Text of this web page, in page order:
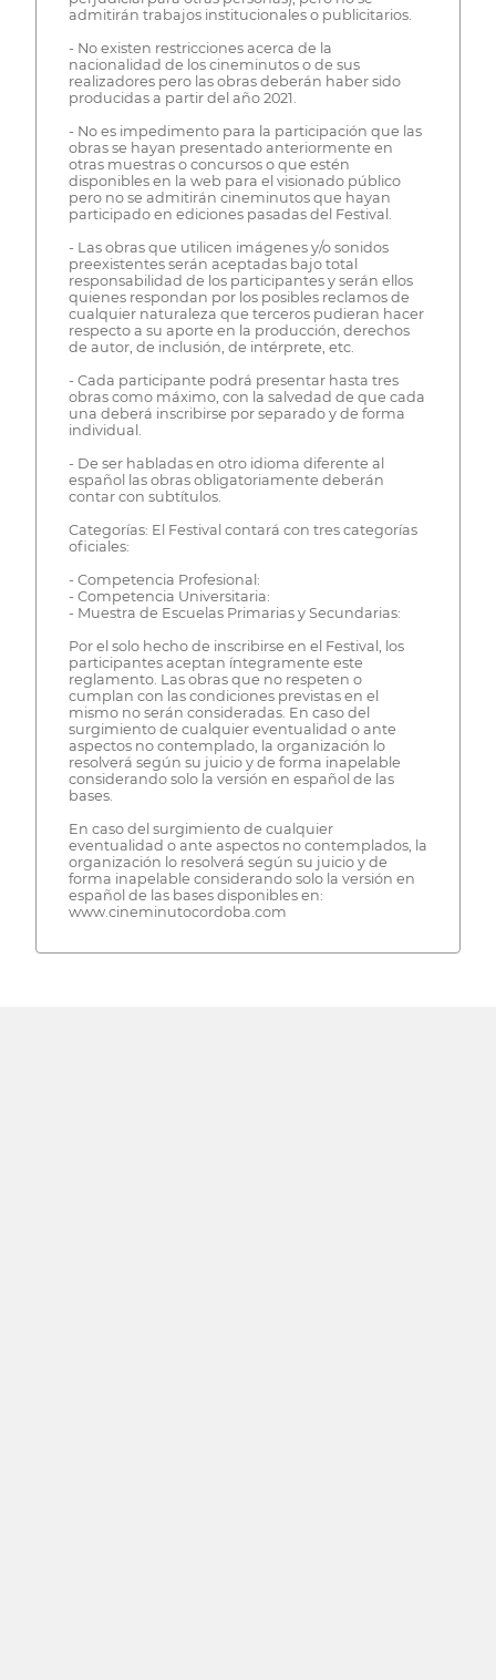
admitirán trabajos institucionales o publicitarios.
- No existen restricciones acerca de la
nacionalidad de los cineminutos o de sus
realizadores pero las obras deberán haber sido
producidas a partir del año 2021.
- No es impedimento para la participación que las
obras se hayan presentado anteriormente en
otras muestras o concursos o que estén
disponibles en la web para el visionado público
pero no se admitirán cineminutos que hayan
participado en ediciones pasadas del Festival.
- Las obras que utilicen imágenes y/o sonidos
preexistentes serán aceptadas bajo total
responsabilidad de los participantes y serán ellos
quienes respondan por los posibles reclamos de
cualquier naturaleza que terceros pudieran hacer
respecto a su aporte en la producción, derechos
de autor, de inclusión, de intérprete, etc.
- Cada participante podrá presentar hasta tres
obras como máximo, con la salvedad de que cada
una deberá inscribirse por separado y de forma
individual.
- De ser habladas en otro idioma diferente al
español las obras obligatoriamente deberán
contar con subtítulos.
Categorías: El Festival contará con tres categorías
oficiales:
- Competencia Profesional:
- Competencia Universitaria:
- Muestra de Escuelas Primarias y Secundarias:
Por el solo hecho de inscribirse en el Festival, los
participantes aceptan íntegramente este
reglamento. Las obras que no respeten o
cumplan con las condiciones previstas en el
mismo no serán consideradas. En caso del
surgimiento de cualquier eventualidad o ante
aspectos no contemplado, la organización lo
resolverá según su juicio y de forma inapelable
considerando solo la versión en español de las
bases.
En caso del surgimiento de cualquier
eventualidad o ante aspectos no contemplados, la
organización lo resolverá según su juicio y de
forma inapelable considerando solo la versión en
español de las bases disponibles en:
www.cineminutocordoba.com